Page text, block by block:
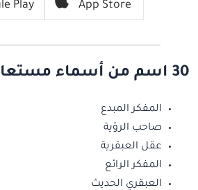
App Store
Play
30 اسم من أسماء مستعارة ذكاء :
المفكر المبدع
صاحب الرؤية
عقل العبقرية
المفكر الرائع
العبقري الحديث